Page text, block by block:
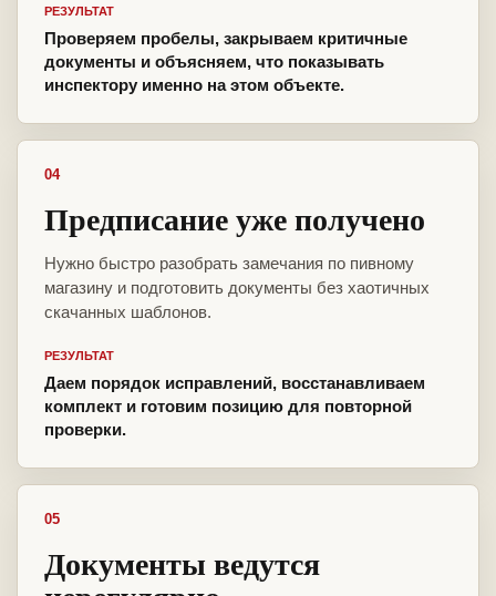
РЕЗУЛЬТАТ
Проверяем пробелы, закрываем критичные
документы и объясняем, что показывать
инспектору именно на этом объекте.
04
Предписание уже получено
Нужно быстро разобрать замечания по пивному
магазину и подготовить документы без хаотичных
скачанных шаблонов.
РЕЗУЛЬТАТ
Даем порядок исправлений, восстанавливаем
комплект и готовим позицию для повторной
проверки.
05
Документы ведутся